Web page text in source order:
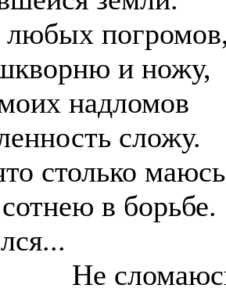
любых
и ножу,
надломов
сложу.
столько маюсь
в борьбе.